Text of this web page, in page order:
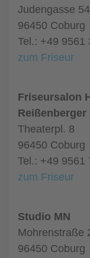
Judengasse 54
96450 Coburg
Tel.: +49 9561
zum Friseur
Friseursalon
Reißenberger
Theaterpl. 8
96450 Coburg
Tel.: +49 9561
zum Friseur
Studio MN
Mohrenstraße
96450 Coburg